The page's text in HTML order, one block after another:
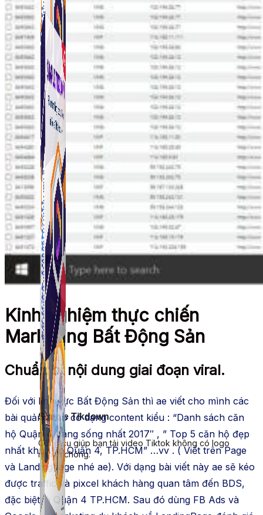
Simple Tikdown
Công cụ giúp bạn tải video Tiktok không có logo
nhanh chóng.
Simple Tikdown
Công cụ giúp bạn tải video Tiktok không có logo
nhanh chóng.
Kinh nghiệm thực chiến
Marketing Bất Động Sản
Chuẩn bị nội dung giai đoạn viral.
Đối với lĩnh vực Bất Động Sản thì ae viết cho mình các
bài quảng cáo có dạng content kiểu : “Danh sách căn
hộ Quận 4 đáng sống nhất 2017″ , ” Top 5 căn hộ đẹp
nhất khu vực Quận 4, TP.HCM” …vv . ( Viết trên Page
và Landingpage nhé ae). Với dạng bài viết này ae sẽ kéo
được traffic và pixcel khách hàng quan tâm đến BDS,
đặc biệt là Quận 4 TP.HCM. Sau đó dùng FB Ads và